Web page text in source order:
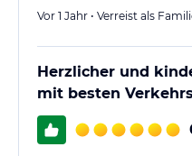
Vor 1 Jahr • Verreist als
Herzlicher und
mit besten